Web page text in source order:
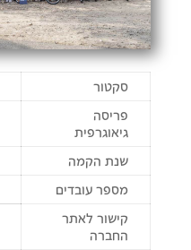
סקטור
פריסה
גיאוגרפית
שנת הקמה
מספר עובדים
קישור לאתר
החברה